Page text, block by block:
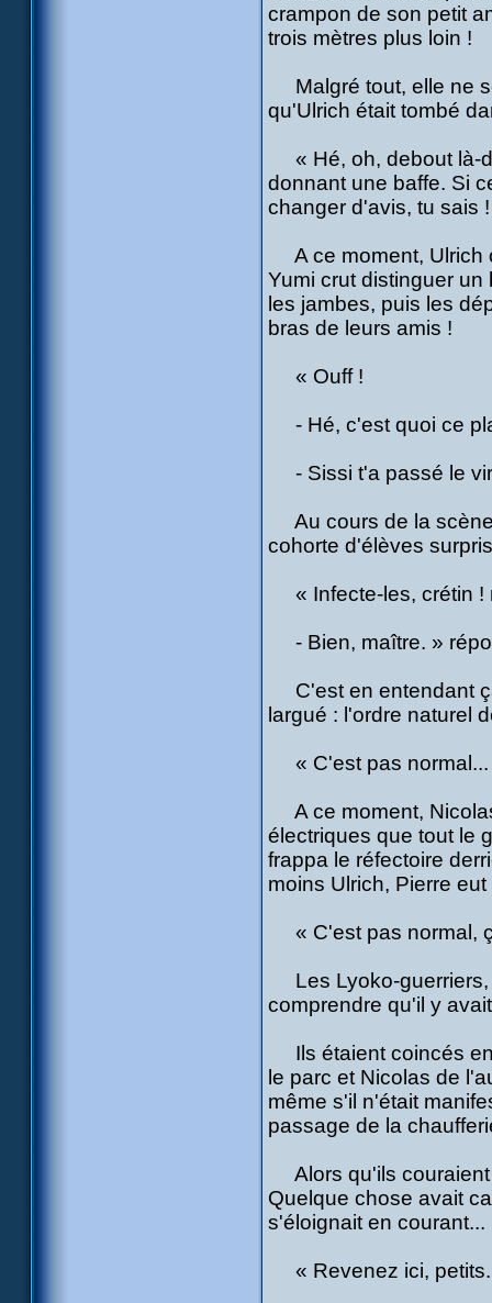
crampon de son petit
trois mètres plus loin !
Malgré tout, elle ne
qu'Ulrich était tombé
« Hé, oh, debout là-
donnant une baffe. Si
changer d'avis, tu sais
A ce moment, Ulrich
Yumi crut distinguer
les jambes, puis les
bras de leurs amis !
« Ouff !
- Hé, c'est quoi ce
- Sissi t'a passé le
Au cours de la
cohorte d'élèves
« Infecte-les, crétin !
- Bien, maître. »
C'est en entendant
largué : l'ordre naturel
« C'est pas normal...
A ce moment,
électriques que tout le
frappa le réfectoire
moins Ulrich, Pierre
« C'est pas normal,
Les Lyoko-guerriers,
comprendre qu'il y
Ils étaient coincés
le parc et Nicolas de
même s'il n'était
passage de la
Alors qu'ils couraient
Quelque chose avait
s'éloignait en courant...
« Revenez ici,